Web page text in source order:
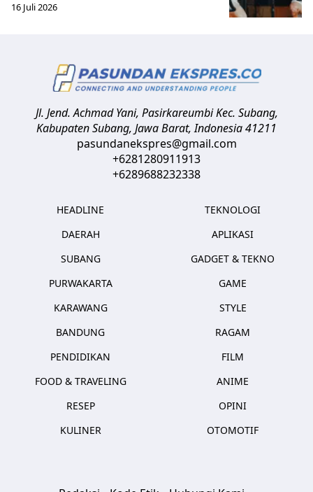
16 Juli 2026
Jl. Jend. Achmad Yani, Pasirkareumbi Kec. Subang,
Kabupaten Subang, Jawa Barat,Indonesia41211
pasundanekspres@gmail.com
+6281280911913
+6289688232338
HEADLINE
DAERAH
SUBANG
PURWAKARTA
KARAWANG
BANDUNG
PENDIDIKAN
FOOD & TRAVELING
RESEP
KULINER
TEKNOLOGI
APLIKASI
GADGET & TEKNO
GAME
STYLE
RAGAM
FILM
ANIME
OPINI
OTOMOTIF